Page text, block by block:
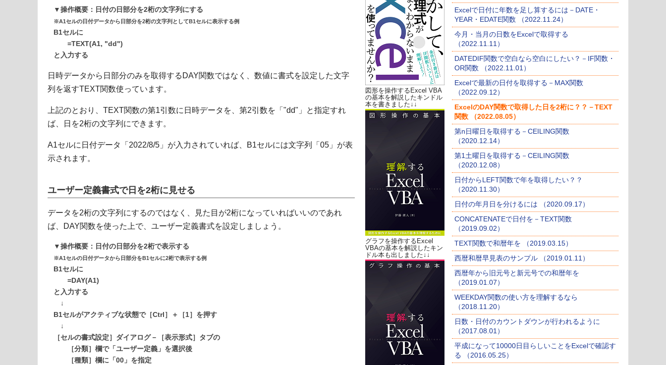
▼操作概要：日付の日部分を2桁の文字列にする
※A1セルの日付データから日部分を2桁の文字列としてB1セルに表示する例
B1セルに
=TEXT(A1, "dd")
と入力する
日時データから日部分のみを取得するDAY関数ではなく、数値に書式を設定した文字
列を返すTEXT関数使っています。
上記のとおり、TEXT関数の第1引数に日時データを、第2引数を「"dd"」と指定すれ
ば、日を2桁の文字列にできます。
A1セルに日付データ「2022/8/5」が入力されていれば、B1セルには文字列「05」が表
示されます。
ユーザー定義書式で日を2桁に見せる
データを2桁の文字列にするのではなく、見た目が2桁になっていればいいのであれ
ば、DAY関数を使った上で、ユーザー定義書式を設定しましょう。
▼操作概要：日付の日部分を2桁で表示する
※A1セルの日付データから日部分をB1セルに2桁で表示する例
B1セルに
=DAY(A1)
と入力する
↓
B1セルがアクティブな状態で［Ctrl］＋［1］を押す
↓
［セルの書式設定］ダイアログ－［表示形式］タブの
［分類］欄で「ユーザー定義」を選択後
［種類］欄に「00」を指定
図形を操作するExcel VBA
の基本を解説したキンドル
本を書きました↓↓
グラフを操作するExcel
VBAの基本を解説したキン
ドル本も出しました↓↓
Excelで日付に年数を足し算するには－DATE・
YEAR・EDATE関数 （2022.11.24）
今月・当月の日数をExcelで取得する
（2022.11.11）
DATEDIF関数で空白なら空白にしたい？－IF関数・
OR関数 （2022.11.01）
Excelで最新の日付を取得する－MAX関数
（2022.09.12）
ExcelのDAY関数で取得した日を2桁に？？－TEXT
関数 （2022.08.05）
第n日曜日を取得する－CEILING関数
（2020.12.14）
第1土曜日を取得する－CEILING関数
（2020.12.08）
日付からLEFT関数で年を取得したい？？
（2020.11.30）
日付の年月日を分けるには （2020.09.17）
CONCATENATEで日付を－TEXT関数
（2019.09.02）
TEXT関数で和暦年を （2019.03.15）
西暦和暦早見表のサンプル （2019.01.11）
西暦年から旧元号と新元号での和暦年を
（2019.01.07）
WEEKDAY関数の使い方を理解するなら
（2018.11.20）
日数・日付のカウントダウンが行われるように
（2017.08.01）
平成になって10000日目らしいことをExcelで確認す
る （2016.05.25）